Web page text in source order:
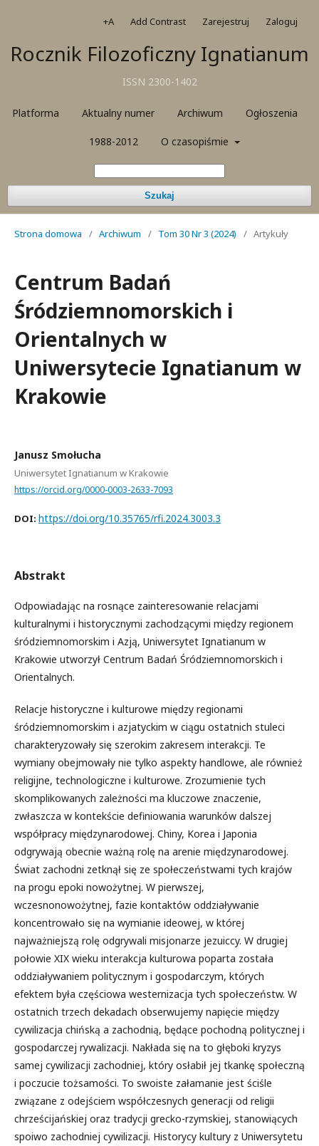
Rocznik Filozoficzny Ignatianum
ISSN 2300-1402
Platforma Aktualny numer Archiwum Ogłoszenia
1988-2012 O czasopiśmie
Szukaj
+A Add Contrast Zarejestruj Zaloguj
Strona domowa / Archiwum / Tom 30 Nr 3 (2024) / Artykuły
Centrum Badań
Śródziemnomorskich i
Orientalnych w
Uniwersytecie Ignatianum w
Krakowie
Janusz Smołucha
Uniwersytet Ignatianum w Krakowie
https://orcid.org/0000-0003-2633-7093
DOI: https://doi.org/10.35765/rfi.2024.3003.3
Abstrakt
Odpowiadając na rosnące zainteresowanie relacjami
kulturalnymi i historycznymi zachodzącymi między regionem
śródziemnomorskim i Azją, Uniwersytet Ignatianum w
Krakowie utworzył Centrum Badań Śródziemnomorskich i
Orientalnych.
Relacje historyczne i kulturowe między regionami
śródziemnomorskim i azjatyckim w ciągu ostatnich stuleci
charakteryzowały się szerokim zakresem interakcji. Te
wymiany obejmowały nie tylko aspekty handlowe, ale również
religijne, technologiczne i kulturowe. Zrozumienie tych
skomplikowanych zależności ma kluczowe znaczenie,
zwłaszcza w kontekście definiowania warunków dalszej
współpracy międzynarodowej. Chiny, Korea i Japonia
odgrywają obecnie ważną rolę na arenie międzynarodowej.
Świat zachodni zetknął się ze społeczeństwami tych krajów
na progu epoki nowożytnej. W pierwszej,
wczesnonowożytnej, fazie kontaktów oddziaływanie
koncentrowało się na wymianie ideowej, w której
najważniejszą rolę odgrywali misjonarze jezuiccy. W drugiej
połowie XIX wieku interakcja kulturowa poparta została
oddziaływaniem politycznym i gospodarczym, których
efektem była częściowa westernizacja tych społeczeństw. W
ostatnich trzech dekadach obserwujemy napięcie między
cywilizacja chińską a zachodnią, będące pochodną politycznej i
gospodarczej rywalizacji. Nakłada się na to głęboki kryzys
samej cywilizacji zachodniej, który osłabił jej tkankę społeczną
i poczucie tożsamości. To swoiste załamanie jest ściśle
związane z odejściem współczesnych generacji od religii
chrześcijańskiej oraz tradycji grecko-rzymskiej, stanowiących
spoiwo zachodniej cywilizacji. Historycy kultury z Uniwersytetu